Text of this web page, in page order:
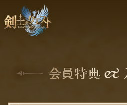
会員特典 &